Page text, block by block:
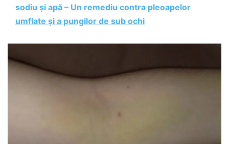
sodiu și apă – Un remediu contra pleoapelor
umflate și a pungilor de sub ochi